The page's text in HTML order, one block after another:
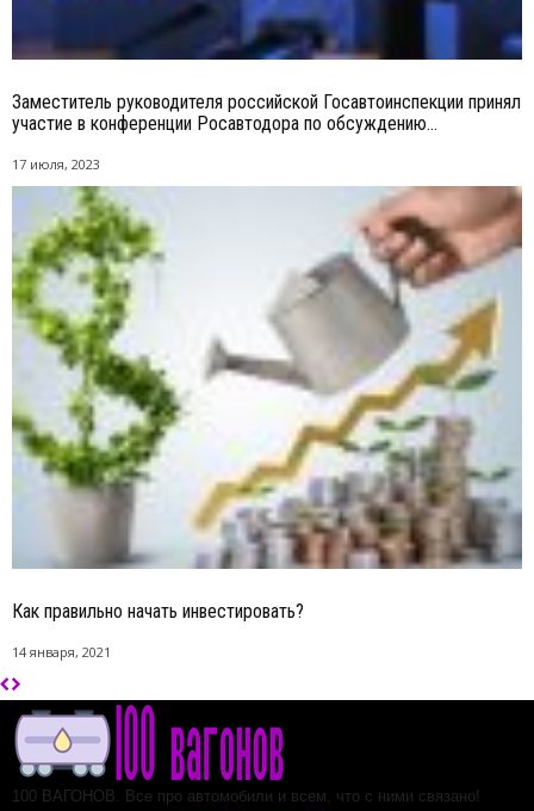
Заместитель руководителя российской Госавтоинспекции принял
участие в конференции Росавтодора по обсуждению...
17 июля, 2023
Как правильно начать инвестировать?
14 января, 2021
100 ВАГОНОВ. Все про автомобили и всем, что с ними связано!